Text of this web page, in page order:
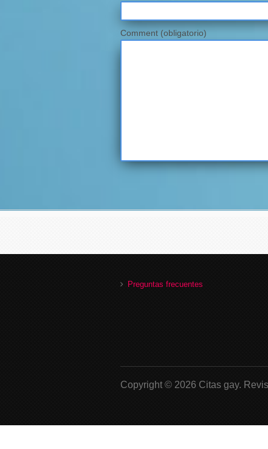
Comment (obligatorio)
Preguntas frecuentes
Copyright © 2026 Citas gay.